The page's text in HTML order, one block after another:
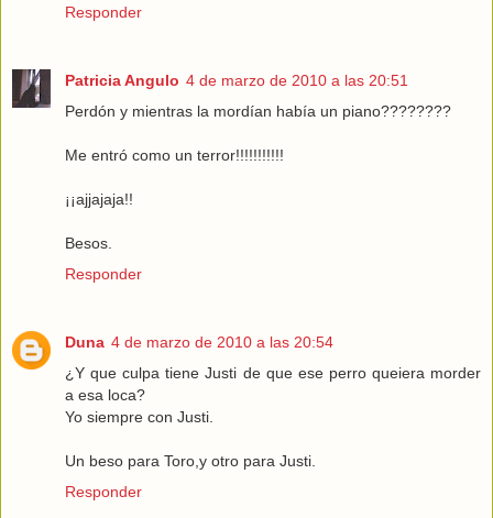
Responder
Patricia Angulo 4 de marzo de 2010 a las 20:51
Perdón y mientras la mordían había un piano????????
Me entró como un terror!!!!!!!!!!!
¡¡ajjajaja!!
Besos.
Responder
Duna 4 de marzo de 2010 a las 20:54
¿Y que culpa tiene Justi de que ese perro queiera morder
a esa loca?
Yo siempre con Justi.
Un beso para Toro,y otro para Justi.
Responder